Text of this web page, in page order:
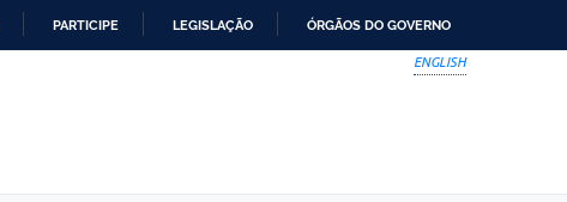
PARTICIPE LEGISLAÇÃO ÓRGÃOS DO GOVERNO
ENGLISH